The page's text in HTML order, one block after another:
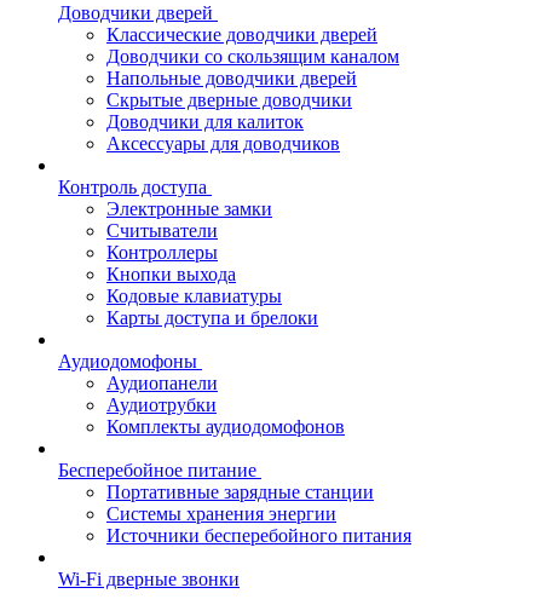
Доводчики дверей
Классические доводчики дверей
Доводчики со скользящим каналом
Напольные доводчики дверей
Скрытые дверные доводчики
Доводчики для калиток
Аксессуары для доводчиков
Контроль доступа
Электронные замки
Считыватели
Контроллеры
Кнопки выхода
Кодовые клавиатуры
Карты доступа и брелоки
Аудиодомофоны
Аудиопанели
Аудиотрубки
Комплекты аудиодомофонов
Бесперебойное питание
Портативные зарядные станции
Системы хранения энергии
Источники бесперебойного питания
Wi-Fi дверные звонки